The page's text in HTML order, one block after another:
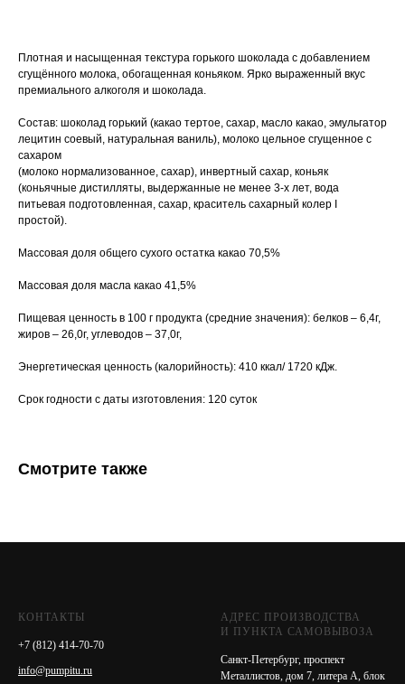
Плотная и насыщенная текстура горького шоколада с добавлением
сгущённого молока, обогащенная коньяком. Ярко выраженный вкус
премиального алкоголя и шоколада.
Состав: шоколад горький (какао тертое, сахар, масло какао, эмульгатор
лецитин соевый, натуральная ваниль), молоко цельное сгущенное с
сахаром
(молоко нормализованное, сахар), инвертный сахар, коньяк
(коньячные дистилляты, выдержанные не менее 3-х лет, вода
питьевая подготовленная, сахар, краситель сахарный колер I
простой).
Массовая доля общего сухого остатка какао 70,5%
Массовая доля масла какао 41,5%
Пищевая ценность в 100 г продукта (средние значения): белков – 6,4г,
жиров – 26,0г, углеводов – 37,0г,
Энергетическая ценность (калорийность): 410 ккал/ 1720 кДж.
Срок годности с даты изготовления: 120 суток
Смотрите также
КОНТАКТЫ
+7 (812) 414-70-70
info@pumpitu.ru
АДРЕС ПРОИЗВОДСТВА
И ПУНКТА САМОВЫВОЗА
Санкт-Петербург, проспект
Металлистов, дом 7, литера А, блок